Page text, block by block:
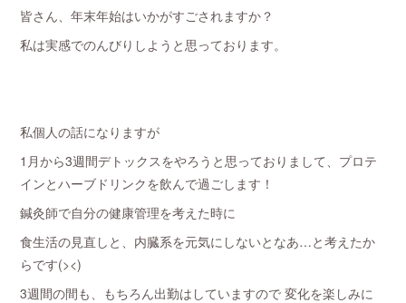
皆さん、年末年始はいかがすごされますか？
私は実感でのんびりしようと思っております。
私個人の話になりますが
1月から3週間デトックスをやろうと思っておりまして、プロテ
インとハーブドリンクを飲んで過ごします！
鍼灸師で自分の健康管理を考えた時に
食生活の見直しと、内臓系を元気にしないとなあ…と考えたか
らです(><)
3週間の間も、もちろん出勤はしていますので 変化を楽しみに